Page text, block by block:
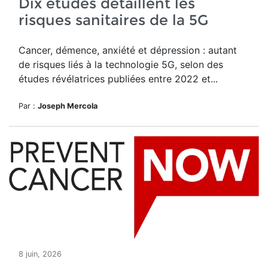
risques sanitaires de la 5G
Cancer, démence, anxiété et dépression : autant
de risques liés à la technologie 5G, selon des
études révélatrices publiées entre 2022 et...
Par : Joseph Mercola
8 juin, 2026